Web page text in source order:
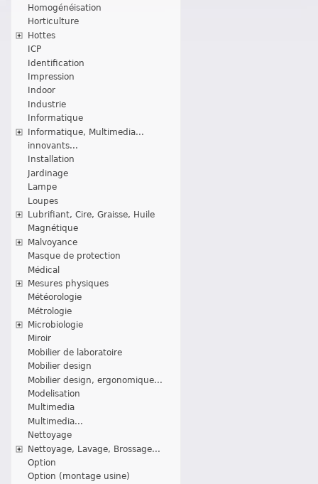
Homogénéisation
Horticulture
Hottes
ICP
Identification
Impression
Indoor
Industrie
Informatique
Informatique, Multimedia...
innovants...
Installation
Jardinage
Lampe
Loupes
Lubrifiant, Cire, Graisse, Huile
Magnétique
Malvoyance
Masque de protection
Médical
Mesures physiques
Météorologie
Métrologie
Microbiologie
Miroir
Mobilier de laboratoire
Mobilier design
Mobilier design, ergonomique...
Modelisation
Multimedia
Multimedia...
Nettoyage
Nettoyage, Lavage, Brossage...
Option
Option (montage usine)